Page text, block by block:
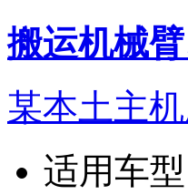
搬运机械
某本土主
适用车型